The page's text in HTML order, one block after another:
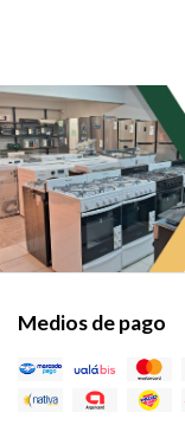
Medios de pago